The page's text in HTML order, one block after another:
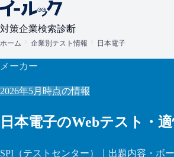
対策企業検索診断
ホーム 企業別テスト情報 日本電子
メーカー
2026年5月 時点の情報
日本電子のWebテスト・
SPI （テストセンター）
｜出題内容・ボ